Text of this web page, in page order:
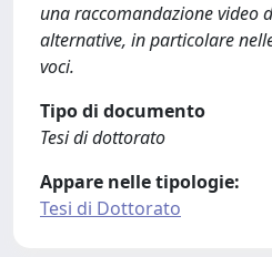
una raccomandazione video
alternative, in particolare
voci.
Tipo di documento
Tesi di dottorato
Appare nelle tipologie:
Tesi di Dottorato